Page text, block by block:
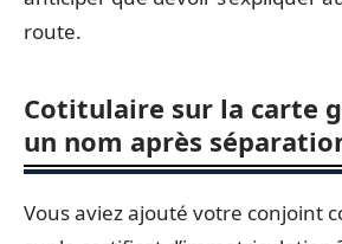
route.
Cotitulaire sur la carte
un nom après
Vous aviez ajouté votre conjoint